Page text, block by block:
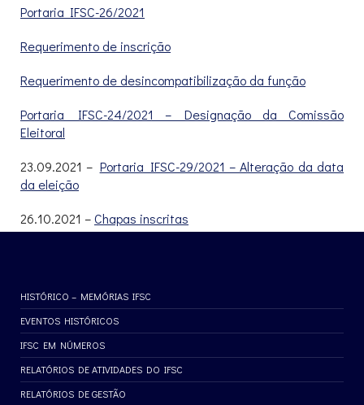
Portaria IFSC-26/2021
Requerimento de inscrição
Requerimento de desincompatibilização da função
Portaria IFSC-24/2021 – Designação da Comissão
Eleitoral
23.09.2021 – Portaria IFSC-29/2021 – Alteração da data
da eleição
26.10.2021 –Chapas inscritas
HISTÓRICO – MEMÓRIAS IFSC
EVENTOS HISTÓRICOS
IFSC EM NÚMEROS
RELATÓRIOS DE ATIVIDADES DO IFSC
RELATÓRIOS DE GESTÃO